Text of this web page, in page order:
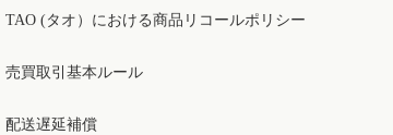
TAO (タオ）における商品リコールポリシー
売買取引基本ルール
配送遅延補償